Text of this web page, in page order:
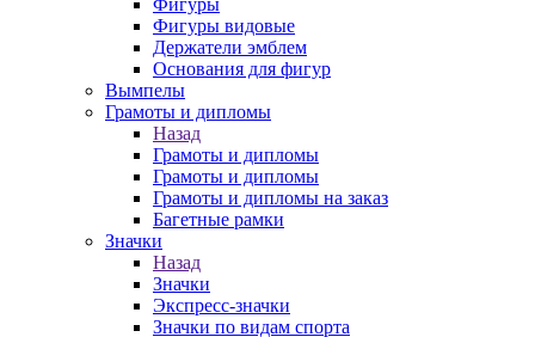
Фигуры
Фигуры видовые
Держатели эмблем
Основания для фигур
Вымпелы
Грамоты и дипломы
Назад
Грамоты и дипломы
Грамоты и дипломы
Грамоты и дипломы на заказ
Багетные рамки
Значки
Назад
Значки
Экспресс-значки
Значки по видам спорта